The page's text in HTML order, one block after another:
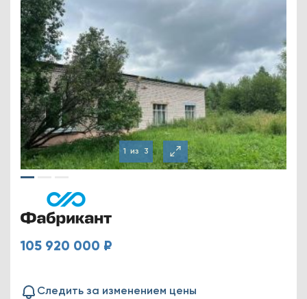
1 из 3
105 920 000 ₽
Следить за изменением цены